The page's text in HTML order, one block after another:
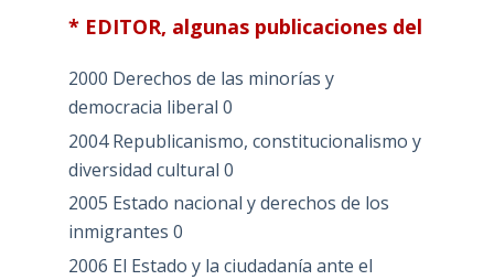
* EDITOR, algunas publicaciones del
2000 Derechos de las minorías y
democracia liberal 0
2004 Republicanismo, constitucionalismo y
diversidad cultural 0
2005 Estado nacional y derechos de los
inmigrantes 0
2006 El Estado y la ciudadanía ante el